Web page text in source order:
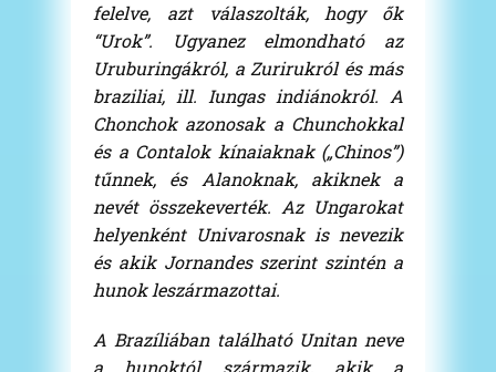
felelve, azt válaszolták, hogy ők
“Urok”. Ugyanez elmondható az
Uruburingákról, a Zurirukról és más
braziliai, ill. Iungas indiánokról. A
Chonchok azonosak a Chunchokkal
és a Contalok kínaiaknak („Chinos”)
tűnnek, és Alanoknak, akiknek a
nevét összekeverték. Az Ungarokat
helyenként Univarosnak is nevezik
és akik Jornandes szerint szintén a
hunok leszármazottai.
A Brazíliában található Unitan neve